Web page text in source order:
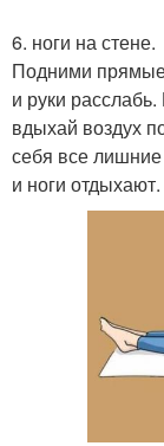
6. ноги на стене.
Подними прямые
и руки
вдыхай воздух
себя все
и ноги отдыхают.